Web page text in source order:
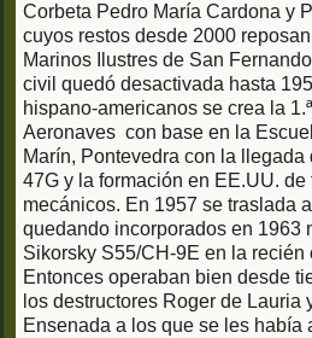
Corbeta Pedro María Cardona y
cuyos restos desde 2000
Marinos Ilustres de San
civil quedó desactivada hasta
hispano-americanos se crea la
Aeronaves con base en la
Marín, Pontevedra con la llegada
47G y la formación en EE.UU.
mecánicos. En 1957 se traslada
quedando incorporados en 1963
Sikorsky S55/CH-9E en la recién
Entonces operaban bien desde
los destructores Roger de Lauria
Ensenada a los que se les había